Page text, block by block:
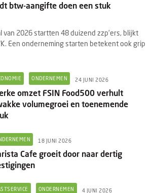
btw-aangifte doen een stuk
van 2026 startten 48 duizend zzp’ers, blijkt
Een onderneming starten betekent ook grip
ONDERNEMEN 24 JUNI 2026
omzet FSIN Food500 verhult
volumegroei en toenemende
18 JUNI 2026
Cafe groeit door naar dertig
ONDERNEMEN 4 JUNI 2026